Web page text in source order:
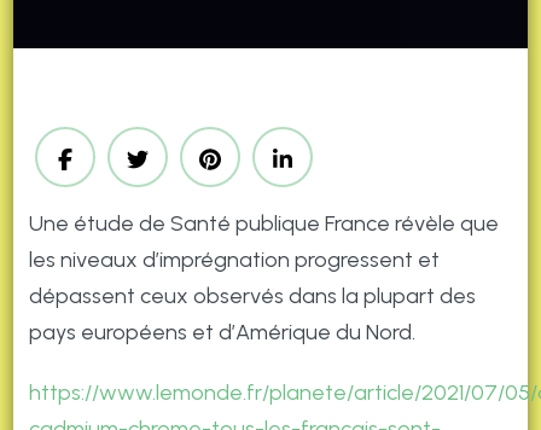
Une étude de Santé publique France révèle que
les niveaux d’imprégnation progressent et
dépassent ceux observés dans la plupart des
pays européens et d’Amérique du Nord.
https://www.lemonde.fr/planete/article/2021/07/